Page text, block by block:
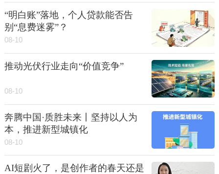
“明白账”落地，个人贷款能否告
别“息费迷雾”？
08-10
推动光伏行业走向“价值竞争”
08-10
奔腾中国·质胜未来丨坚持以人为
本，推进新型城镇化
08-10
AI短剧火了，是创作者的春天还是